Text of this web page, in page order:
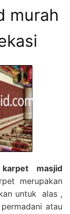
murah
masjid
merupakan
untuk alas ,
atau